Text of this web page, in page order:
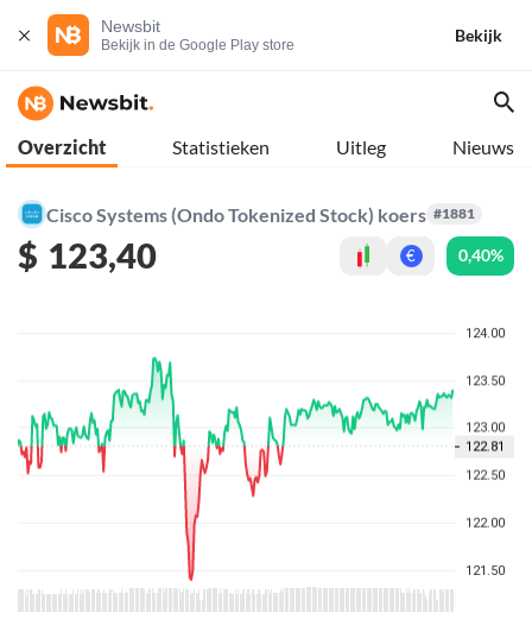
Newsbit
Bekijk in de Google Play store
Bekijk
Overzicht Statistieken Uitleg Nieuws
Cisco Systems (Ondo Tokenized Stock) koers #1881
$ 123,40 € 0,40%